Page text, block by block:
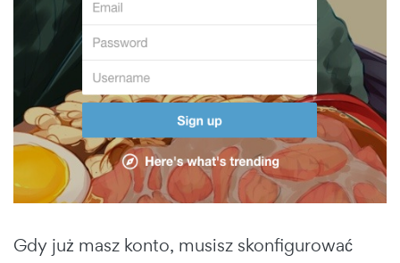
Gdy już masz konto, musisz skonfigurować